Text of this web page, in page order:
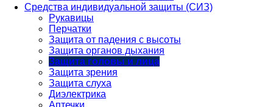
Средства индивидуальной защиты (СИЗ)
Рукавицы
Перчатки
Защита от падения с высоты
Защита органов дыхания
Защита головы и лица
Защита зрения
Защита слуха
Диэлектрика
Аптечки